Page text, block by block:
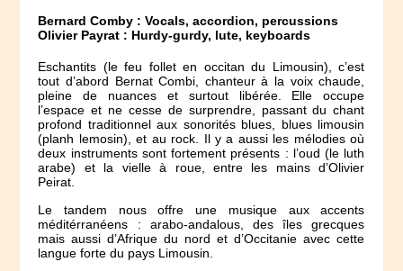
Bernard Comby : Vocals, accordion, percussions
Olivier Payrat : Hurdy-gurdy, lute, keyboards
Eschantits (le feu follet en occitan du Limousin), c’est
tout d’abord Bernat Combi, chanteur à la voix chaude,
pleine de nuances et surtout libérée. Elle occupe
l’espace et ne cesse de surprendre, passant du chant
profond traditionnel aux sonorités blues, blues limousin
(planh lemosin), et au rock. Il y a aussi les mélodies où
deux instruments sont fortement présents : l’oud (le luth
arabe) et la vielle à roue, entre les mains d’Olivier
Peirat.
Le tandem nous offre une musique aux accents
méditérranéens : arabo-andalous, des îles grecques
mais aussi d’Afrique du nord et d’Occitanie avec cette
langue forte du pays Limousin.